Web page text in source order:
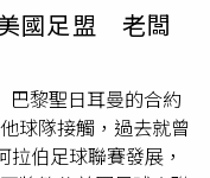
國足盟 老闆
巴黎聖日耳曼的合約
球隊接觸，過去就曾
伯足球聯賽發展，